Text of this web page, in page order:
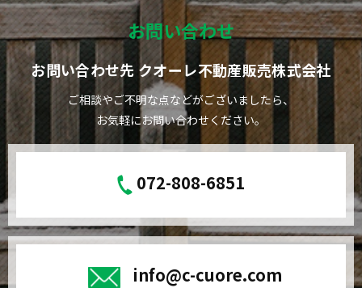
お問い合わせ
お問い合わせ先 クオーレ不動産販売株式会社
ご相談やご不明な点などがございましたら、
お気軽にお問い合わせください。
072-808-6851
info@c-cuore.com